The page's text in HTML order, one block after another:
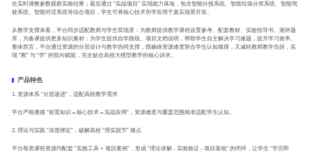
生实时调整参数观察实验结果；最后通过 “实战项目” 实现能力落地，包含智能分拣系统、智能垃圾分类系统、智能驾
驶系统、智能对话系统等综合项目，学生可将核心技术所学应用于真实场景开发。
从教学支撑来看，平台同步适配教师与学生双场景：为教师提供教学课程设置参考、配套教材、实验指导书、测评题
库，为备课提供更多知识素材；为学生提供自学路线、项目文档说明，帮助学生自主解决学习难题，提升学习效率。
整体而言，平台通过资源的分层设计与教学协同支撑，既确保资源难度契合学生认知规律，又减轻教师教学负担，实
现 “教” 与 “学” 的双向赋能，完全贴合高校大模型教学的核心诉求。
产品特色
1. 资源体系 “分层递进”，适配高校教学需求
平台严格遵循 “前置知识→核心技术→实战应用”，资源难度与覆盖范围精准适配学生认知。
2. 理论与实践 “深度绑定”，破解高校 “理实脱节” 痛点
平台每类课程资源均配套 “实验工具 + 项目案例”，形成 “理论讲解 - 实验验证 - 项目落地” 的闭环，让学生 “学完即